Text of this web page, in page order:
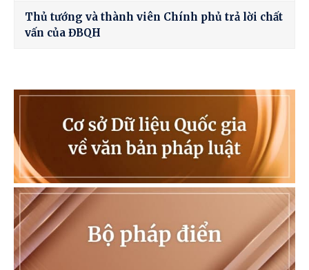
Thủ tướng và thành viên Chính phủ trả lời chất
vấn của ĐBQH